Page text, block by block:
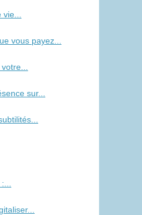
vous payez...
sur...